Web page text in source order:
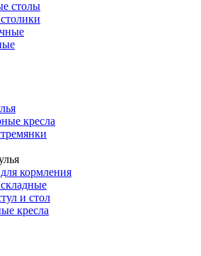
столы
кресла
кормления
и стол
кресла